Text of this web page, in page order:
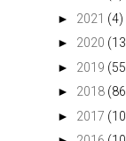
► 2021 (4)
► 2020
► 2019
► 2018
► 2017